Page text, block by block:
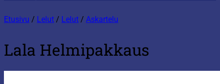
Etusivu / Lelut / Lelut / Askartelu
Lala Helmipakkaus